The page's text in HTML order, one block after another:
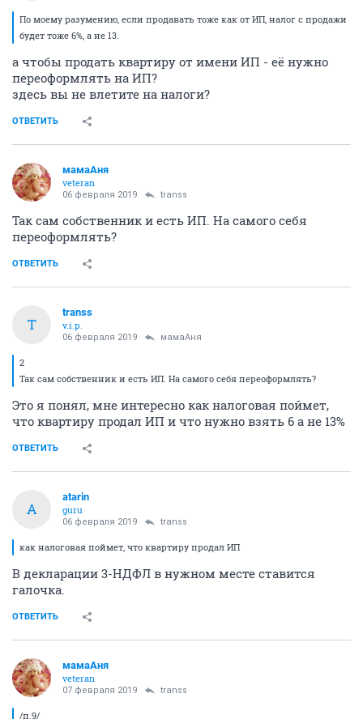
По моему разумению, если продавать тоже как от ИП, налог с продажи
будет тоже 6%, а не 13.
а чтобы продать квартиру от имени ИП - её нужно
переоформлять на ИП?
здесь вы не влетите на налоги?
ОТВЕТИТЬ
мамаАня
veteran
06 февраля 2019 transs
Так сам собственник и есть ИП. На самого себя
переоформлять?
ОТВЕТИТЬ
T
transs
v.i.p.
06 февраля 2019 мамаАня
2
Так сам собственник и есть ИП. На самого себя переоформлять?
Это я понял, мне интересно как налоговая поймет,
что квартиру продал ИП и что нужно взять 6 а не 13%
ОТВЕТИТЬ
A
atarin
guru
06 февраля 2019 transs
как налоговая поймет, что квартиру продал ИП
В декларации 3-НДФЛ в нужном месте ставится
галочка.
ОТВЕТИТЬ
мамаАня
veteran
07 февраля 2019 transs
/п.9/